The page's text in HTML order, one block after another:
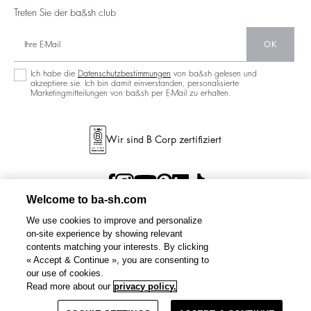
Treten Sie der ba&sh club
OK
Ich habe die Datenschutzbestimmungen von ba&sh gelesen und
akzeptiere sie. Ich bin damit einverstanden, personalisierte
Marketingmitteilungen von ba&sh per E-Mail zu erhalten.
Wir sind B Corp zertifiziert
Welcome to ba-sh.com
We use cookies to improve and personalize
on-site experience by showing relevant
contents matching your interests. By clicking
« Accept & Continue », you are consenting to
our use of cookies.
Read more about our privacy policy.